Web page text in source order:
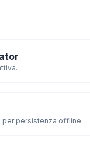
per persistenza offline.